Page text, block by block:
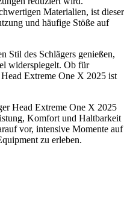
Materialien, ist dieser
und häufige Stöße auf
Stil des Schlägers genießen,
widerspiegelt. Ob für
Extreme One X 2025 ist
Head Extreme One X 2025
Komfort und Haltbarkeit
vor, intensive Momente auf
zu erleben.